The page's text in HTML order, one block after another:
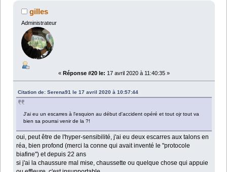
gilles
Administrateur
« Réponse #20 le: 17 avril 2020 à 11:40:35 »
Citation de: Serena91 le 17 avril 2020 à 10:57:44
J'ai eu un escarres à l'esquion au début d'accident opéré et tout ojr tout va
bien sa pourrai venir de la ?!
oui, peut être de l'hyper-sensibilité, j'ai eu deux escarres aux talons en
réa, bien profond (merci la conne qui avait inventé le "protocole
biafine") et depuis 22 ans
si j'ai la chaussure mal mise, chaussette ou quelque chose qui appuie